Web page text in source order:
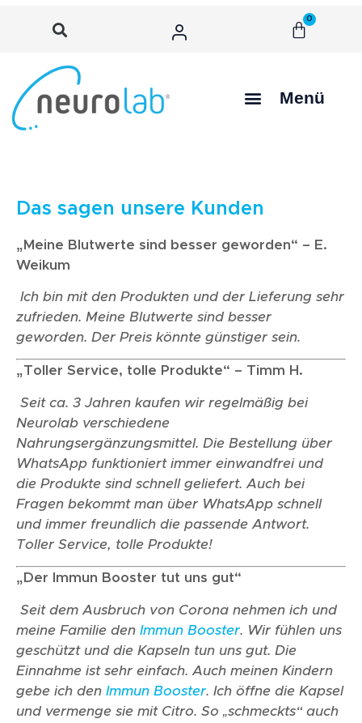
0
Menü
Das sagen unsere Kunden
„Meine Blutwerte sind besser geworden“ – E.
Weikum
Ich bin mit den Produkten und der Lieferung sehr
zufrieden. Meine Blutwerte sind besser
geworden. Der Preis könnte günstiger sein.
„Toller Service, tolle Produkte“ – Timm H.
Seit ca. 3 Jahren kaufen wir regelmäßig bei
Neurolab verschiedene
Nahrungsergänzungsmittel. Die Bestellung über
WhatsApp funktioniert immer einwandfrei und
die Produkte sind schnell geliefert. Auch bei
Fragen bekommt man über WhatsApp schnell
und immer freundlich die passende Antwort.
Toller Service, tolle Produkte!
„Der Immun Booster tut uns gut“
Seit dem Ausbruch von Corona nehmen ich und
meine Familie den Immun Booster. Wir fühlen uns
geschützt und die Kapseln tun uns gut. Die
Einnahme ist sehr einfach. Auch meinen Kindern
gebe ich den Immun Booster. Ich öffne die Kapsel
und vermenge sie mit Citro. So „schmeckts“ auch